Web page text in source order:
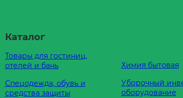
Каталог
Товары для гостиниц,
отелей и бань
Спецодежда, обувь и
средства защиты
Химия бытовая
Уборочный
оборудование